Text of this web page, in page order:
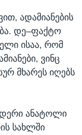
ადამიანების
დე–ფაქტო
ისაა, რომ
ვინც
მხარეს იღებს
ანატოლი
სახლში